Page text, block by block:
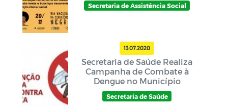
Secretaria de Assistência Social
13.07.2020
Secretaria de Saúde Realiza
Campanha de Combate à
Dengue no Município
Secretaria de Saúde